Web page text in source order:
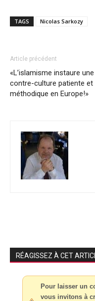
TAGS Nicolas Sarkozy
Article précédent
«L’islamisme instaure une
contre-culture patiente et
méthodique en Europe!»
RÉAGISSEZ À CET
Pour laisser un
vous invitons à